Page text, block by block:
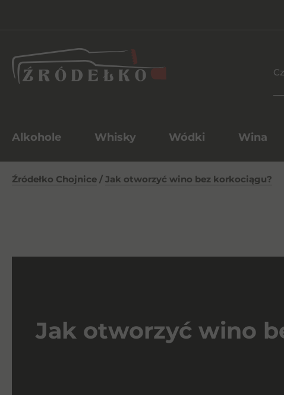
Alkohole Whisky Wódki Wina
Źródełko Chojnice / Jak otworzyć wino bez korkociągu?
Jak otworzyć wino